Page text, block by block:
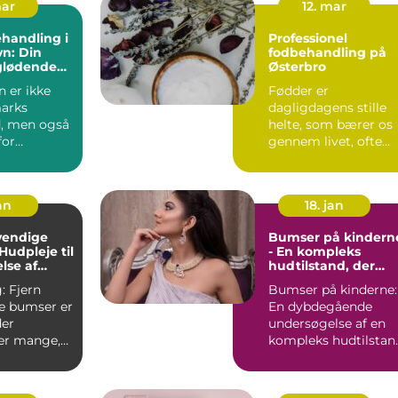
i
Din
er ikke
men også
12. mar
Professionel
fodbehandling på
Østerbro
Fødder er
dagligdagens stille
helte, som bærer os
gennem livet, ofte
til
af
bumser er
mange,
uren...
18. jan
Bumser på
- En kompleks
hudtilstand, der
opmærksomhed
Bumser på kinderne:
En dybdegående
undersøgelse af en
kompleks
på ...